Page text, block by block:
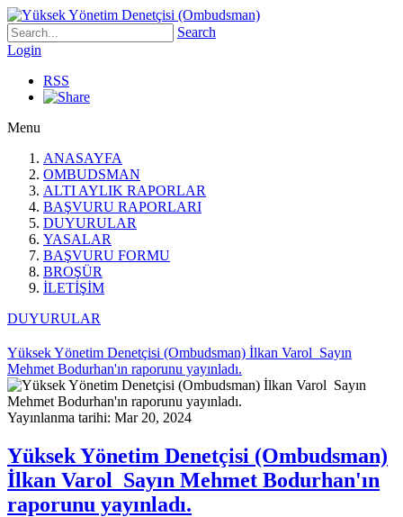
Search
Login
RSS
Menu
ANASAYFA
OMBUDSMAN
ALTI AYLIK RAPORLAR
BAŞVURU RAPORLARI
DUYURULAR
YASALAR
BAŞVURU FORMU
BROŞÜR
İLETİŞİM
DUYURULAR
Yüksek Yönetim Denetçisi (Ombudsman) İlkan Varol Sayın
Mehmet Bodurhan'ın raporunu yayınladı.
Yayınlanma tarihi: Mar 20, 2024
Yüksek Yönetim Denetçisi (Ombudsman)
İlkan Varol Sayın Mehmet Bodurhan'ın
raporunu yayınladı.